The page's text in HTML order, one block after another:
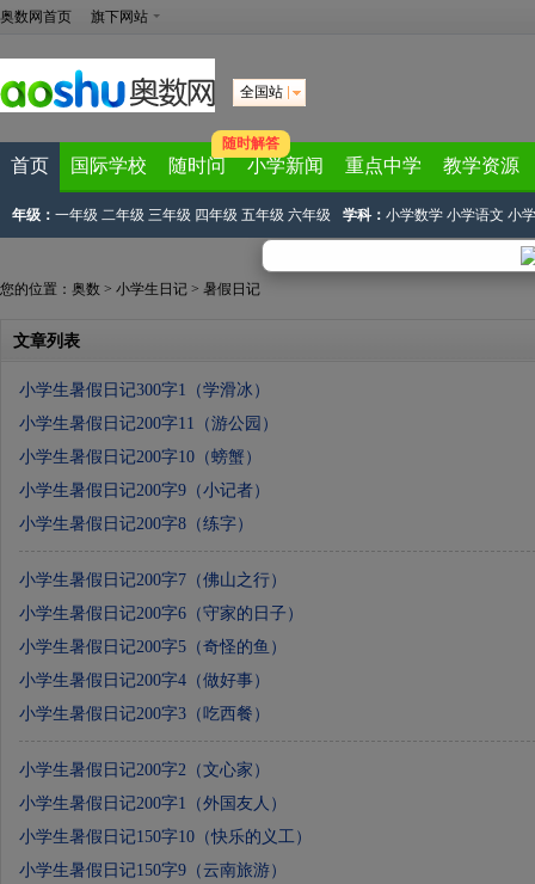
奥数网首页 旗下网站
全国站
首页 国际学校 随时问
随时解答
小学新闻 重点中学 教学资源
年级： 一年级 二年级 三年级 四年级 五年级 六年级 学科： 小学数学 小学语文 小
您的位置： 奥数 > 小学生日记 > 暑假日记
文章列表
小学生暑假日记300字1（学滑冰）
小学生暑假日记200字11（游公园）
小学生暑假日记200字10（螃蟹）
小学生暑假日记200字9（小记者）
小学生暑假日记200字8（练字）
小学生暑假日记200字7（佛山之行）
小学生暑假日记200字6（守家的日子）
小学生暑假日记200字5（奇怪的鱼）
小学生暑假日记200字4（做好事）
小学生暑假日记200字3（吃西餐）
小学生暑假日记200字2（文心家）
小学生暑假日记200字1（外国友人）
小学生暑假日记150字10（快乐的义工）
小学生暑假日记150字9（云南旅游）